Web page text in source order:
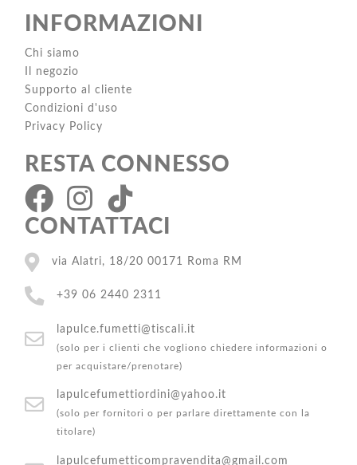
INFORMAZIONI
Chi siamo
Il negozio
Supporto al cliente
Condizioni d'uso
Privacy Policy
RESTA CONNESSO
CONTATTACI
via Alatri, 18/20 00171 Roma RM
+39 06 2440 2311
lapulce.fumetti@tiscali.it
(solo per i clienti che vogliono chiedere informazioni o
per acquistare/prenotare)
lapulcefumettiordini@yahoo.it
(solo per fornitori o per parlare direttamente con la
titolare)
lapulcefumetticompravendita@gmail.com